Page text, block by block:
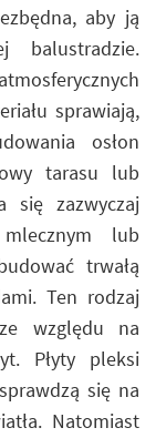
aby ją
balustradzie.
sprawiają,
osłon
tarasu lub
się zazwyczaj
lub
trwałą
Ten rodzaj
względu na
Płyty pleksi
się na
Natomiast